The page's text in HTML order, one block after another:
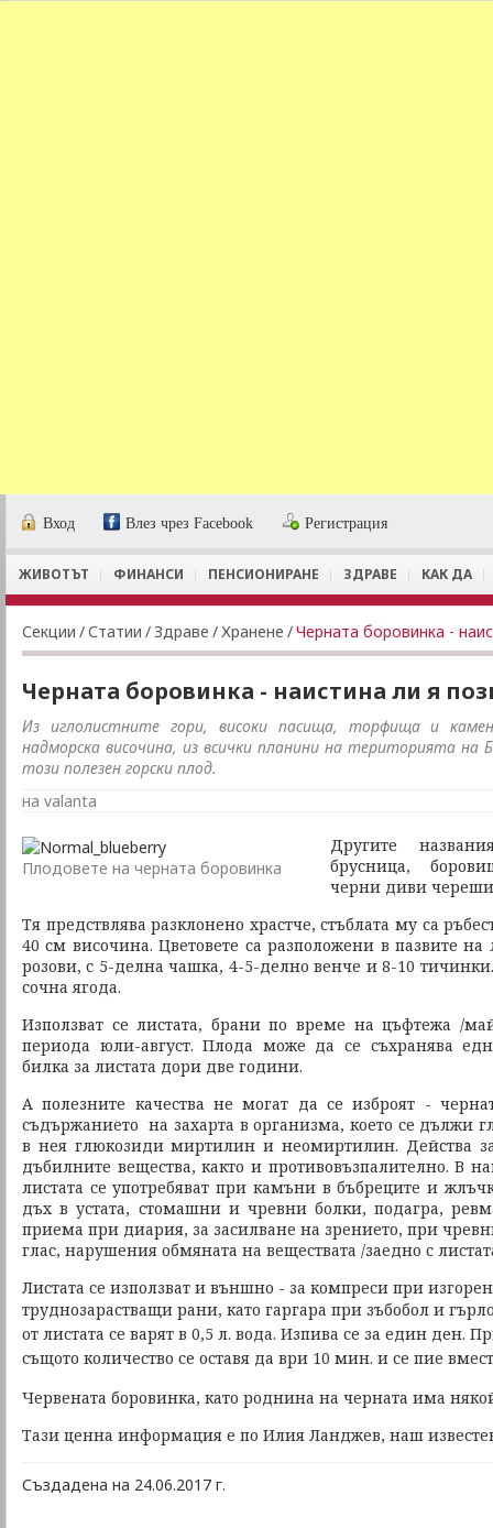
Вход Влез чрез Facebook Регистрация
ЖИВОТЪТ ФИНАНСИ ПЕНСИОНИРАНЕ ЗДРАВЕ КАК ДА
Секции /Статии / Здраве /Хранене /Черната боровинка -
Черната боровинка - наистина ли я
Из иглолистните гори, високи пасища, торфища и
надморска височина, из всички планини на територията на
този полезен горски плод.
на valanta
Плодовете на черната боровинка
Другите
брусница,
черни диви
Тя предствлява разклонено храстче, стъблата му са
40 см височина. Цветовете са разположени в пазвите
розови, с 5-делна чашка, 4-5-делно венче и 8-10
сочна ягода.
Използват се листата, брани по време на цъфтежа /
периода юли-август. Плода може да се съхранява
билка за листата дори две години.
А полезните качества не могат да се изброят -
съдържанието на захарта в организма, което се дължи
в нея глюкозиди миртилин и неомиртилин. Действа
дъбилните вещества, както и противовъзпалително. В
листата се употребяват при камъни в бъбреците и
дъх в устата, стомашни и чревни болки, подагра,
приема при диария, за засилване на зрението, при
глас, нарушения обмяната на веществата /заедно с
Листата се използват и външно - за компреси при
труднозарастващи рани, като гаргара при зъбобол и
от листата се варят в 0,5 л. вода. Изпива се за един ден.
същото количество се оставя да ври 10 мин. и се пие
Червената боровинка, като роднина на черната има
Тази ценна информация е по Илия Ланджев, наш
Създадена на 24.06.2017 г.